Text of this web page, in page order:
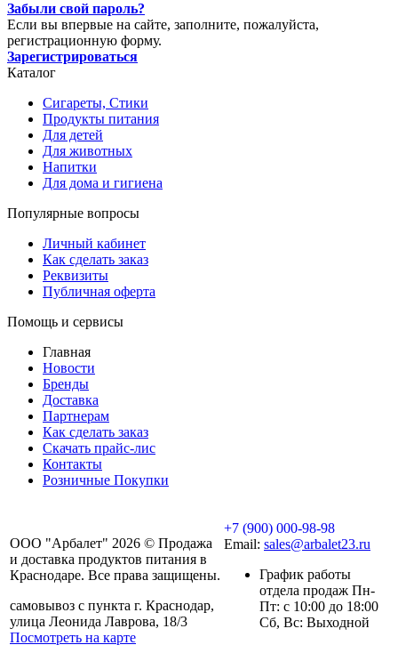
Забыли свой пароль?
Если вы впервые на сайте, заполните, пожалуйста,
регистрационную форму.
Зарегистрироваться
Каталог
Сигареты, Стики
Продукты питания
Для детей
Для животных
Напитки
Для дома и гигиена
Популярные вопросы
Личный кабинет
Как сделать заказ
Реквизиты
Публичная оферта
Помощь и сервисы
Главная
Новости
Бренды
Доставка
Партнерам
Как сделать заказ
Скачать прайс-лис
Контакты
Розничные Покупки
ООО "Арбалет" 2026 © Продажа
и доставка продуктов питания в
Краснодаре. Все права защищены.
самовывоз с пункта г. Краснодар,
улица Леонида Лаврова, 18/3
Посмотреть на карте
+7 (900) 000-98-98
Email: sales@arbalet23.ru
График работы
отдела продаж Пн-
Пт: с 10:00 до 18:00
Сб, Вс: Выходной